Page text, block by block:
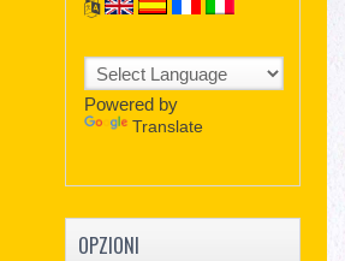
Powered by
Translate
OPZIONI